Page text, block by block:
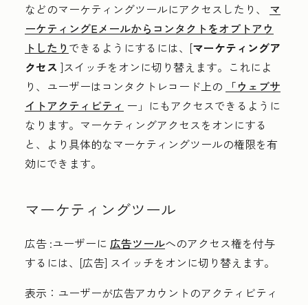
などのマーケティングツールにアクセスしたり、 マ
ーケティングEメールからコンタクトをオプトアウ
トしたり できるようにするには、[マーケティングア
クセス ]スイッチをオンに切り替えます。これによ
り、ユーザーはコンタクトレコード上の
「ウェブサ
イトアクティビティ ー」にもアクセスできるように
なります。マーケティングアクセスをオンにする
と、より具体的なマーケティングツールの権限を有
効にできます。
マーケティングツール
広告 :ユーザーに 広告ツールへのアクセス権を付与
するには、[広告] スイッチをオンに切り替えます。
表示 ：ユーザーが広告アカウントのアクティビティ